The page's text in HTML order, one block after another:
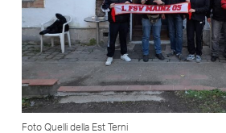
Foto Quelli della Est Terni